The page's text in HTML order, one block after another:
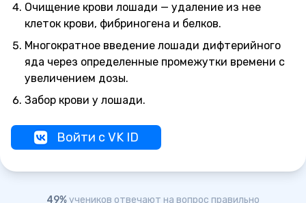
Очищение крови лошади — удаление из нее
клеток крови, фибриногена и белков.
Многократное введение лошади дифтерийного
яда через определенные промежутки времени с
увеличением дозы.
Забор крови у лошади.
Войти с VK ID
49%учеников отвечают на вопрос правильно